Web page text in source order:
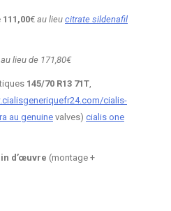
111,00€ au lieu citrate sildenafil
au lieu de 171,80€
145/70 R13 71T,
cialis-
au genuinevalves) cialis one
d’œuvre (montage +